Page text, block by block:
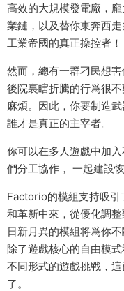
高效的大規模發電廠，
業鏈，以及替你東奔西
工業帝國的真正操控者！
然而，總有一群刁民想
後院裏瞎折騰的行爲很
麻煩。因此，你要制造
誰才是真正的主宰者。
你可以在多人遊戲中加
們分工協作， 一起建設
Factorio的模組支持吸
和革新中來，從優化調
日新月異的模組将爲你不
除了遊戲核心的自由模
不同形式的遊戲挑戰，
了。